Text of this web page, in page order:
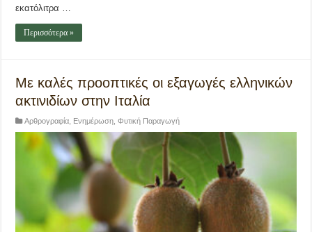
εκατόλιτρα …
Περισσότερα »
Με καλές προοπτικές οι εξαγωγές ελληνικών
ακτινιδίων στην Ιταλία
Αρθρογραφία Ενημέρωση ,Φυτική Παραγωγή